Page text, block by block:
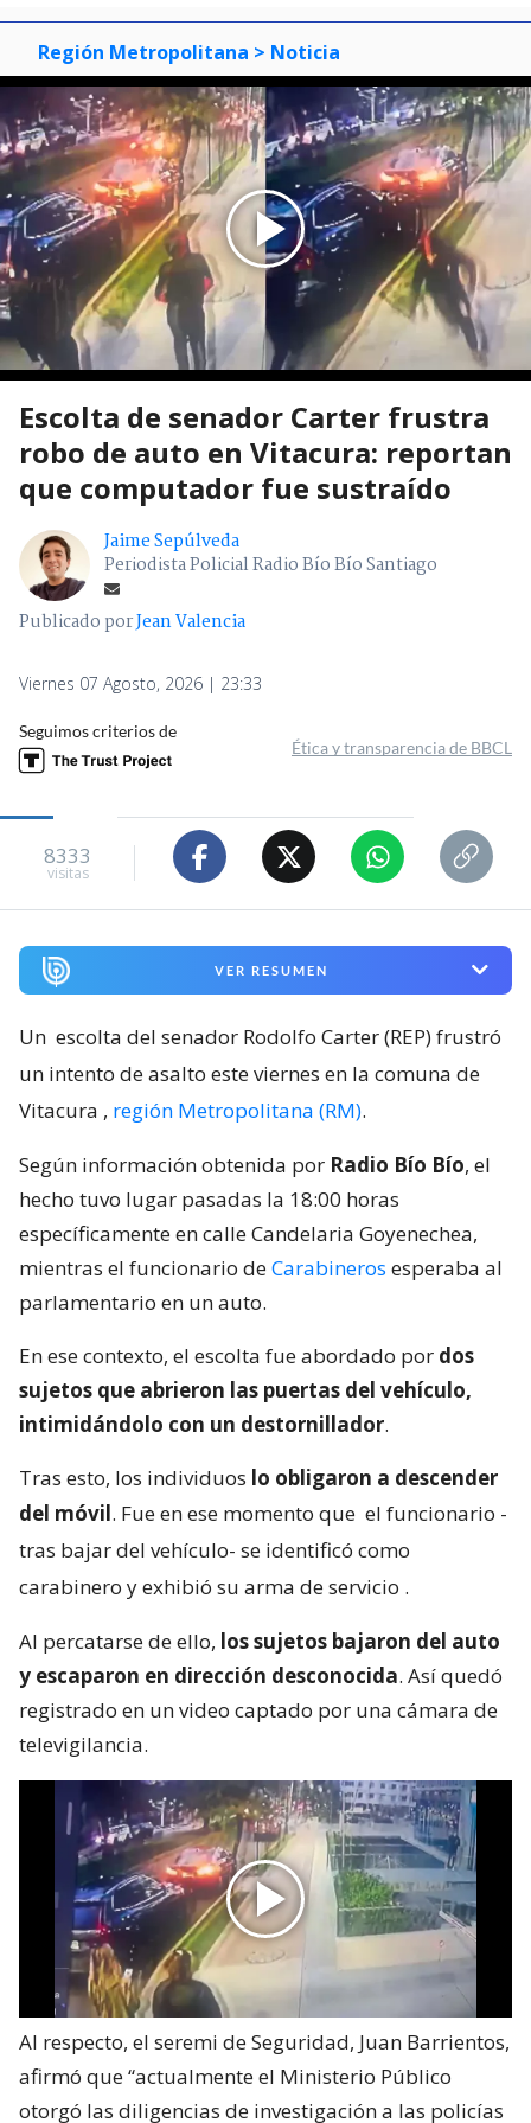
Mostrar Comentarios
Región Metropolitana > Noticia
Escolta de senador Carter frustra
robo de auto en Vitacura: reportan
Periodista Policial Radio Bío Bío Santiago
Viernes 07 Agosto, 2026 | 23:33
visitas
Unescolta del senador Rodolfo Carter (REP) frustró
un intento de asalto este viernes en la comuna de
Vitacura ,región Metropolitana (RM).
hecho tuvo lugar pasadas la 18:00 horas
específicamente en calle Candelaria Goyenechea,
mientras el funcionario deCarabinerosesperaba al
parlamentario en un auto.
En ese contexto, el escolta fue abordado pordos
sujetos que abrieron las puertas del vehículo,
intimidándolo con un destornillador.
Tras esto, los individuoslo obligaron a descender
del móvil. Fue en ese momento que el funcionario -
tras bajar del vehículo- se identificó como
carabinero y exhibió su arma de servicio
Al percatarse de ello,los sujetos bajaron del auto
y escaparon en dirección desconocida. Así quedó
registrado en un video captado por una cámara de
televigilancia.